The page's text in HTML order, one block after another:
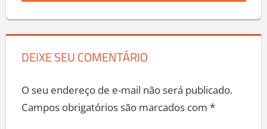
DEIXE SEU COMENTÁRIO
O seu endereço de e-mail não será publicado.
Campos obrigatórios são marcados com *